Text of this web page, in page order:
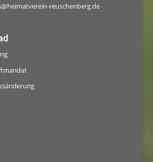
reuschenberg.de